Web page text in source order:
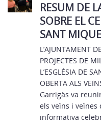
RESUM DE
SOBRE EL
SANT
L’AJUNTAMENT
PROJECTES DE
L’ESGLÉSIA DE
OBERTA ALS
Garrigàs va
els veïns i
informativa